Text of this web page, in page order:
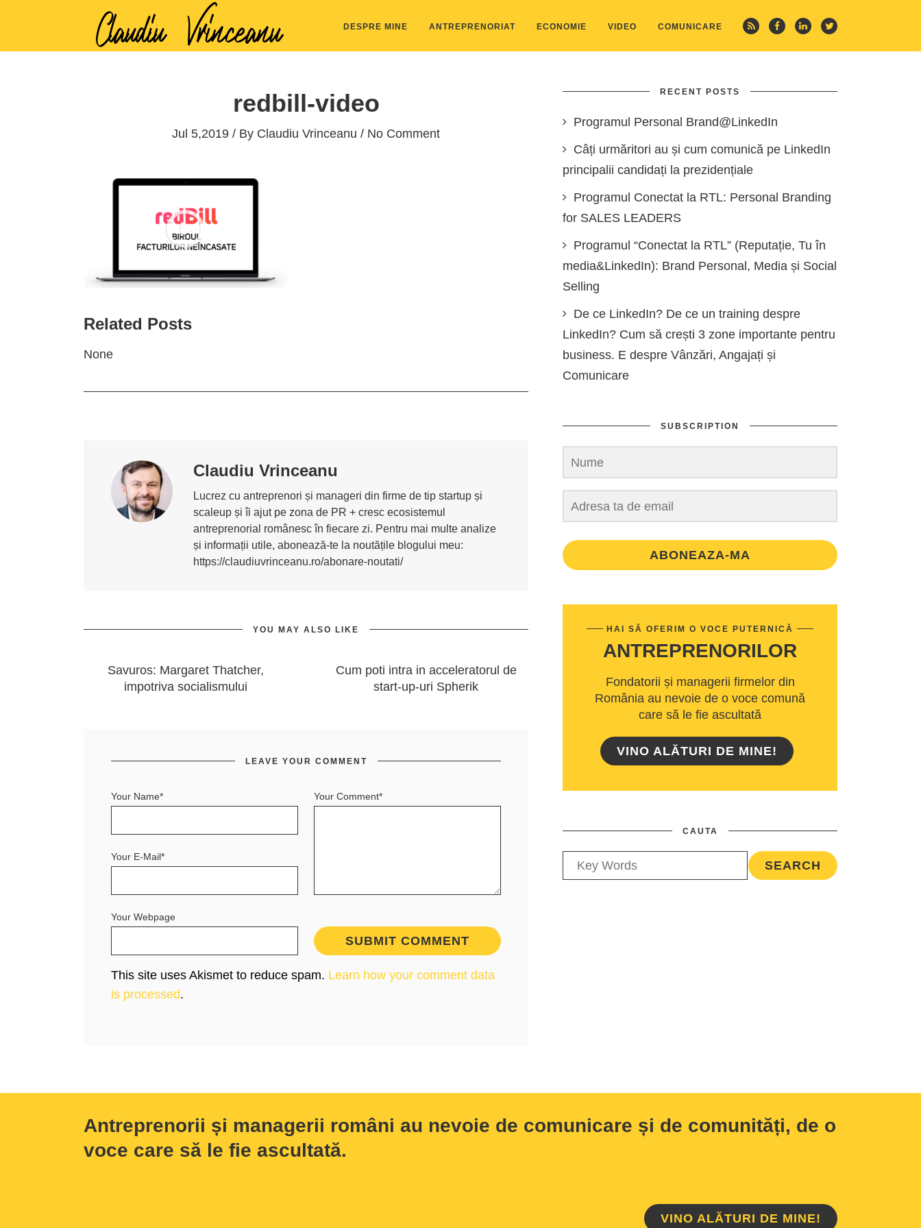
DESPRE MINE ANTREPRENORIAT ECONOMIE VIDEO COMUNICARE
redbill-video
Jul 5,2019 / By Claudiu Vrinceanu / No Comment
Related Posts
None
Claudiu Vrinceanu
Lucrez cu antreprenori și manageri din firme de tip startup și
scaleup și îi ajut pe zona de PR + cresc ecosistemul
antreprenorial românesc în fiecare zi. Pentru mai multe analize
și informații utile, abonează-te la noutățile blogului meu:
https://claudiuvrinceanu.ro/abonare-noutati/
YOU MAY ALSO LIKE
Savuros: Margaret Thatcher,
impotriva socialismului
Cum poti intra in acceleratorul de
start-up-uri Spherik
LEAVE YOUR COMMENT
Your Comment*
Your Name*
Your E-Mail*
Your Webpage
This site uses Akismet to reduce spam. Learn how your comment data
is processed.
RECENT POSTS
Programul Personal Brand@LinkedIn
Câți urmăritori au și cum comunică pe LinkedIn
principalii candidați la prezidențiale
Programul Conectat la RTL: Personal Branding
for SALES LEADERS
Programul “Conectat la RTL” (Reputație, Tu în
media&LinkedIn): Brand Personal, Media și Social
Selling
De ce LinkedIn? De ce un training despre
LinkedIn? Cum să crești 3 zone importante pentru
business. E despre Vânzări, Angajați și
Comunicare
SUBSCRIPTION
ABONEAZA-MA
HAI SĂ OFERIM O VOCE PUTERNICĂ
ANTREPRENORILOR
Fondatorii și managerii firmelor din
România au nevoie de o voce comună
care să le fie ascultată
VINO ALĂTURI DE MINE!
CAUTA
Antreprenorii și managerii români au nevoie de comunicare și de comunități, de o
voce care să le fie ascultată.
VINO ALĂTURI DE MINE!